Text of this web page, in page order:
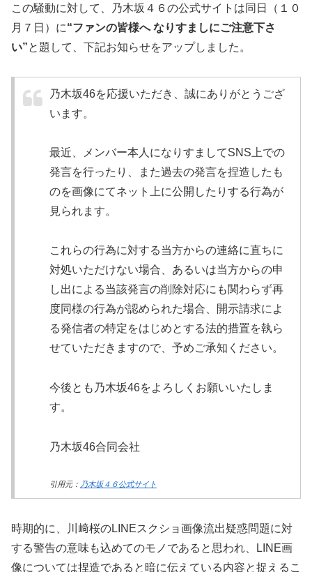
この騒動に対して、乃木坂４６の公式サイトは同日（１０
月７日）に“ファンの皆様へ なりすましにご注意下さ
い”と題して、下記お知らせをアップしました。
乃木坂46を応援いただき、誠にありがとうござ
います。
最近、メンバー本人になりすましてSNS上での
発言を行ったり、また過去の発言を捏造したも
のを画像にてネット上に公開したりする行為が
見られます。
これらの行為に対する当方からの連絡に直ちに
対処いただけない場合、あるいは当方からの申
し出による当該発言の削除対応にも関わらず再
度同様の行為が認められた場合、開示請求によ
る発信者の特定をはじめとする法的措置を執ら
せていただきますので、予めご承知ください。
今後とも乃木坂46をよろしくお願いいたしま
す。
乃木坂46合同会社
引用元： 乃木坂４６公式サイト
時期的に、川﨑桜のLINEスクショ画像流出疑惑問題に対
する警告の意味も込めてのモノであると思われ、LINE画
像については捏造であると暗に伝えている内容と捉えるこ